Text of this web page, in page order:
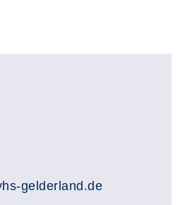
gelderland.de